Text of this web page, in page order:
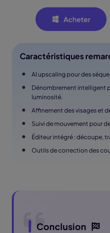
Caractéristiques
AI upscaling pour des
Dénombrement intelligent
luminosité.
Affinement des visages et
Suivi de mouvement pour
Éditeur intégré : découpe,
Outils de correction des
Conclusion